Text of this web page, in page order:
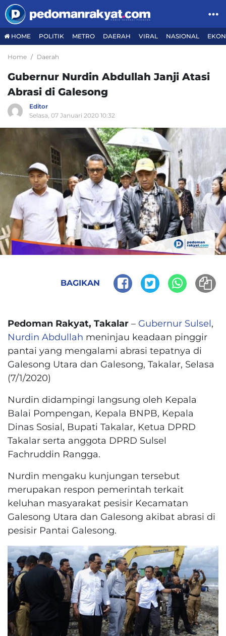
HOME POLITIK METRO DAERAH VIRAL NASIONAL
Home Daerah
Gubernur Nurdin Abdullah Janji Atasi
Abrasi di Galesong
Editor
Selasa, 07 Januari 2020 10:32
BAGIKAN
Pedoman Rakyat, Takalar – Gubernur Sulsel,
Nurdin Abdullah meninjau keadaan pinggir
pantai yang mengalami abrasi tepatnya di
Galesong Utara dan Galesong, Takalar, Selasa
(7/1/2020)
Nurdin didampingi langsung oleh Kepala
Balai Pompengan, Kepala BNPB, Kepala
Dinas Sosial, Bupati Takalar, Ketua DPRD
Takalar serta anggota DPRD Sulsel
Fachruddin Rangga.
Nurdin mengaku kunjungan tersebut
merupakan respon pemerintah terkait
keluhan masyarakat pesisir Kecamatan
Galesong Utara dan Galesong akibat abrasi di
pesisir Pantai Galesong.